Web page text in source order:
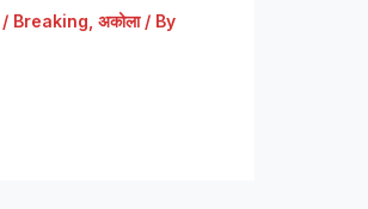
/ Breaking अकोला/ By